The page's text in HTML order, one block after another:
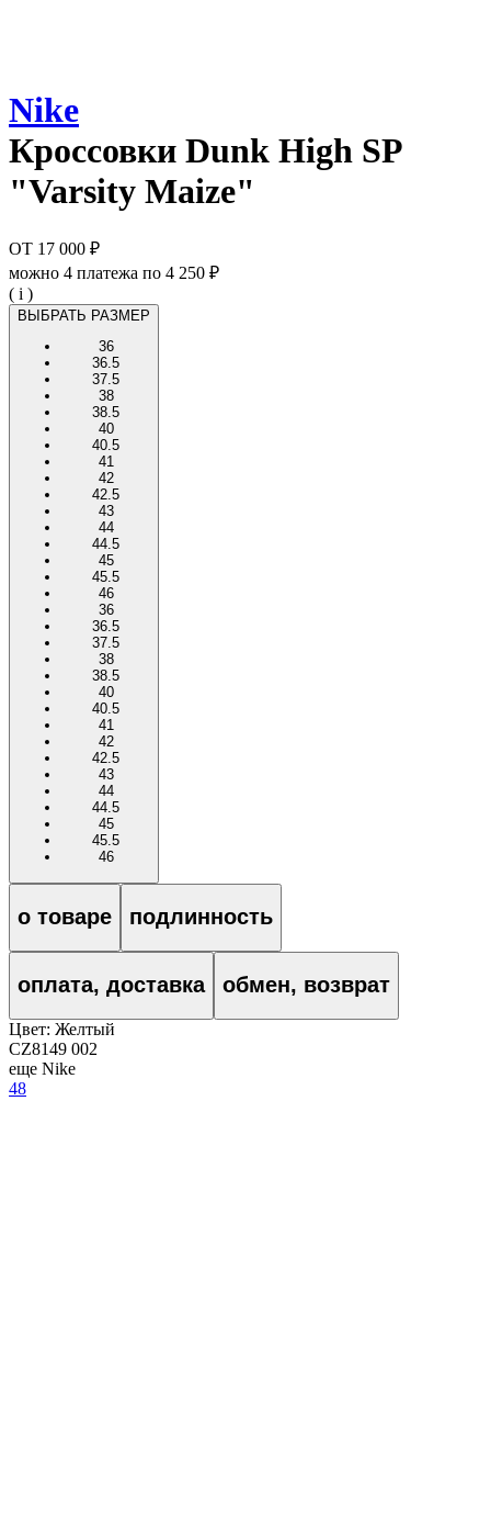
Nike
Кроссовки Dunk High SP
"Varsity Maize"
ОТ 17 000 ₽
можно 4 платежа по 4 250 ₽
( i )
ВЫБРАТЬ РАЗМЕР
36
36.5
37.5
38
38.5
40
40.5
41
42
42.5
43
44
44.5
45
45.5
46
36
36.5
37.5
38
38.5
40
40.5
41
42
42.5
43
44
44.5
45
45.5
46
о товаре подлинность
оплата, доставка обмен, возврат
Цвет: Желтый
CZ8149 002
еще Nike
48